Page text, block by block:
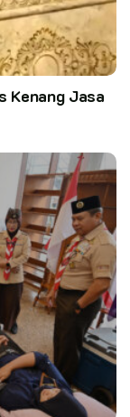
Kenang Jasa